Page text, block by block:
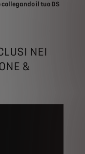
il tuo DS
NEI
&